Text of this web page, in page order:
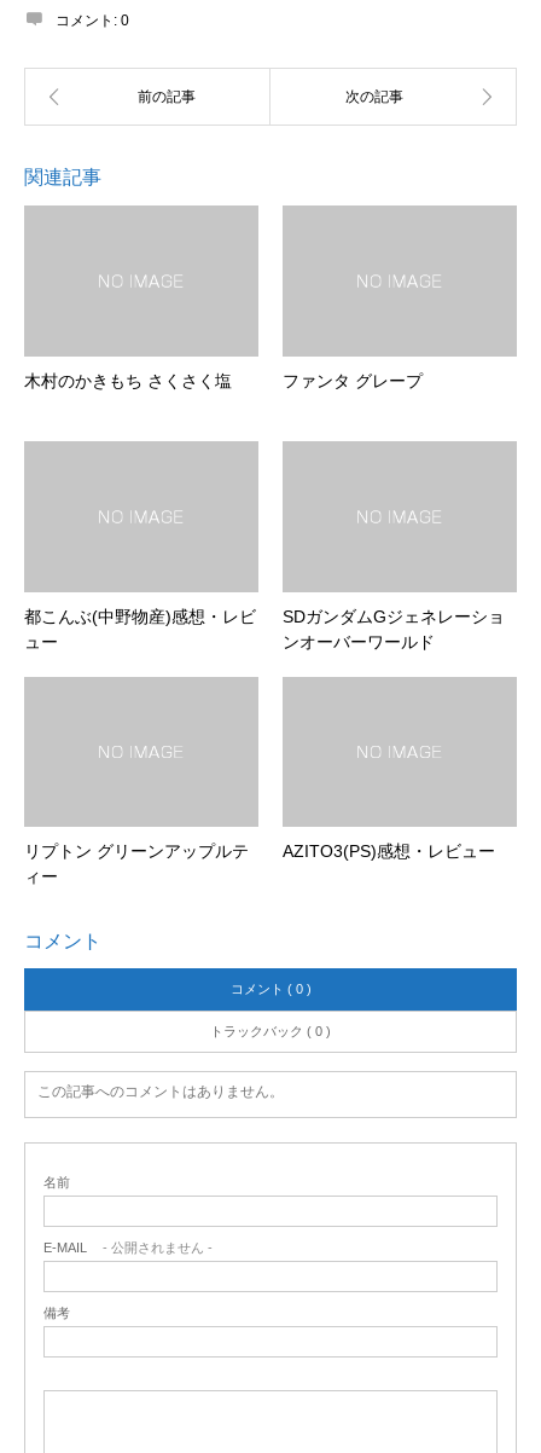
コメント: 0
関連記事
木村のかきもち さくさく塩 ファンタ グレープ
都こんぶ(中野物産)感想・レビ
ュー
SDガンダムGジェネレーショ
ンオーバーワールド
リプトン グリーンアップルテ
ィー
AZITO3(PS)感想・レビュー
コメント
コメント ( 0 )
トラックバック ( 0 )
この記事へのコメントはありません。
名前
E-MAIL - 公開されません -
備考